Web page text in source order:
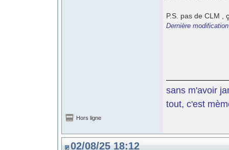
P.S. pas de CLM ,
Dernière
sans m'avoir
tout, c'est
Hors ligne
02/08/25 18:12